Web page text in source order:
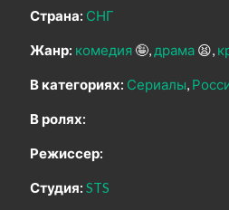
Страна: СНГ
Жанр: комедия 🤪 драма 😫
В категориях: Сериалы
В ролях:
Режиссер:
Студия: STS